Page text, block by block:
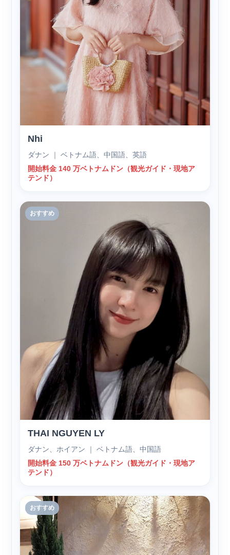
Nhi
ダナン ｜ ベトナム語、中国語、英語
開始料金 140 万ベトナムドン（観光ガイド・現地ア
テンド）
おすすめ
THAI NGUYEN LY
ダナン、ホイアン ｜ ベトナム語、中国語
開始料金 150 万ベトナムドン（観光ガイド・現地ア
テンド）
おすすめ